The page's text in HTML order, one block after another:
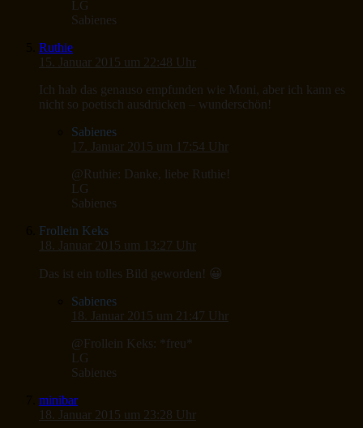
LG
Sabienes
Ruthie
15. Januar 2015 um 22:48 Uhr
Ich hab das genauso empfunden wie Moni, aber ich kann es
nicht so poetisch ausdrücken – wunderschön!
Sabienes
17. Januar 2015 um 17:54 Uhr
@Ruthie: Danke, liebe Ruthie!
LG
Sabienes
Frollein Keks
18. Januar 2015 um 13:27 Uhr
Das ist ein tolles Bild geworden! 😀
Sabienes
18. Januar 2015 um 21:47 Uhr
@Frollein Keks: *freu*
LG
Sabienes
minibar
18. Januar 2015 um 23:28 Uhr